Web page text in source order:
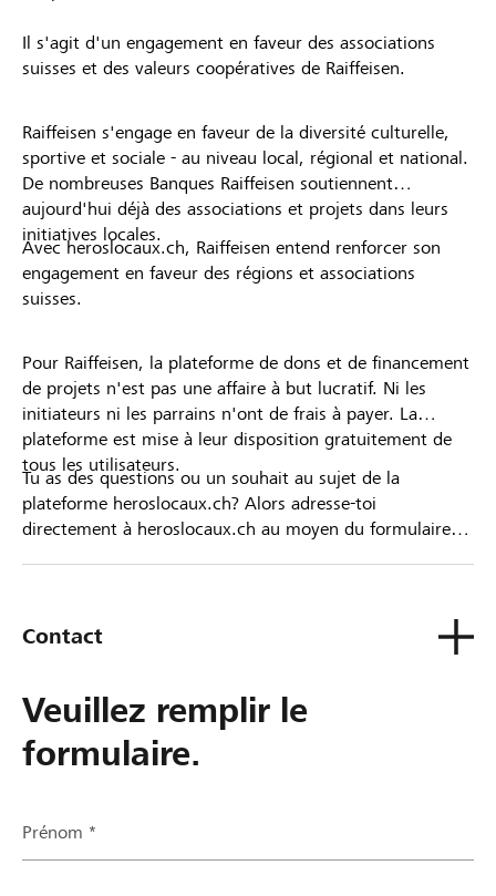
Il s'agit d'un engagement en faveur des associations
suisses et des valeurs coopératives de Raiffeisen.
Raiffeisen s'engage en faveur de la diversité culturelle,
sportive et sociale - au niveau local, régional et national.
De nombreuses Banques Raiffeisen soutiennent
aujourd'hui déjà des associations et projets dans leurs
initiatives locales.
Avec heroslocaux.ch, Raiffeisen entend renforcer son
engagement en faveur des régions et associations
suisses.
Pour Raiffeisen, la plateforme de dons et de financement
de projets n'est pas une affaire à but lucratif. Ni les
initiateurs ni les parrains n'ont de frais à payer. La
plateforme est mise à leur disposition gratuitement de
tous les utilisateurs.
Tu as des questions ou un souhait au sujet de la
plateforme heroslocaux.ch? Alors adresse-toi
directement à heroslocaux.ch au moyen du formulaire
Contact
Veuillez remplir le
formulaire.
Prénom *